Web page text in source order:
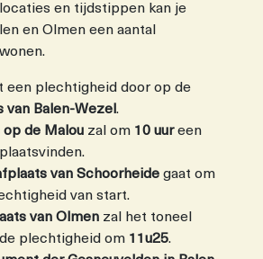
en tijdstippen kan je
en Olmen een aantal
een plechtigheid door op de
van Balen-Wezel .
op de Malou zal om 10 uureen
van Schoorheide gaat om
van start.
van Olmen zal het toneel
plechtigheid om 11u25.